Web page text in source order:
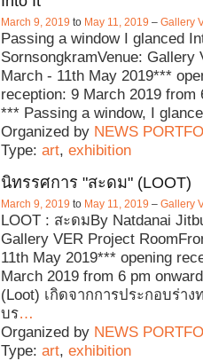
March 9, 2019 to May 11, 2019 – Gallery
Passing a window I glanced
SornsongkramVenue: Gallery
March - 11th May 2019***
reception: 9 March 2019 from
*** Passing a window, I
Organized by NEWS
Type: art, exhibition
นิทรรศการ "สะดม" (LOOT)
March 9, 2019 to May 11, 2019 – Gallery
LOOT : สะดมBy Natdanai
Gallery VER Project
11th May 2019*** opening
March 2019 from 6 pm
(Loot) เกิดจากการประกอบร่า
บร…
Organized by NEWS
Type: art, exhibition